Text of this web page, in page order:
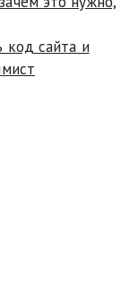
код сайта и